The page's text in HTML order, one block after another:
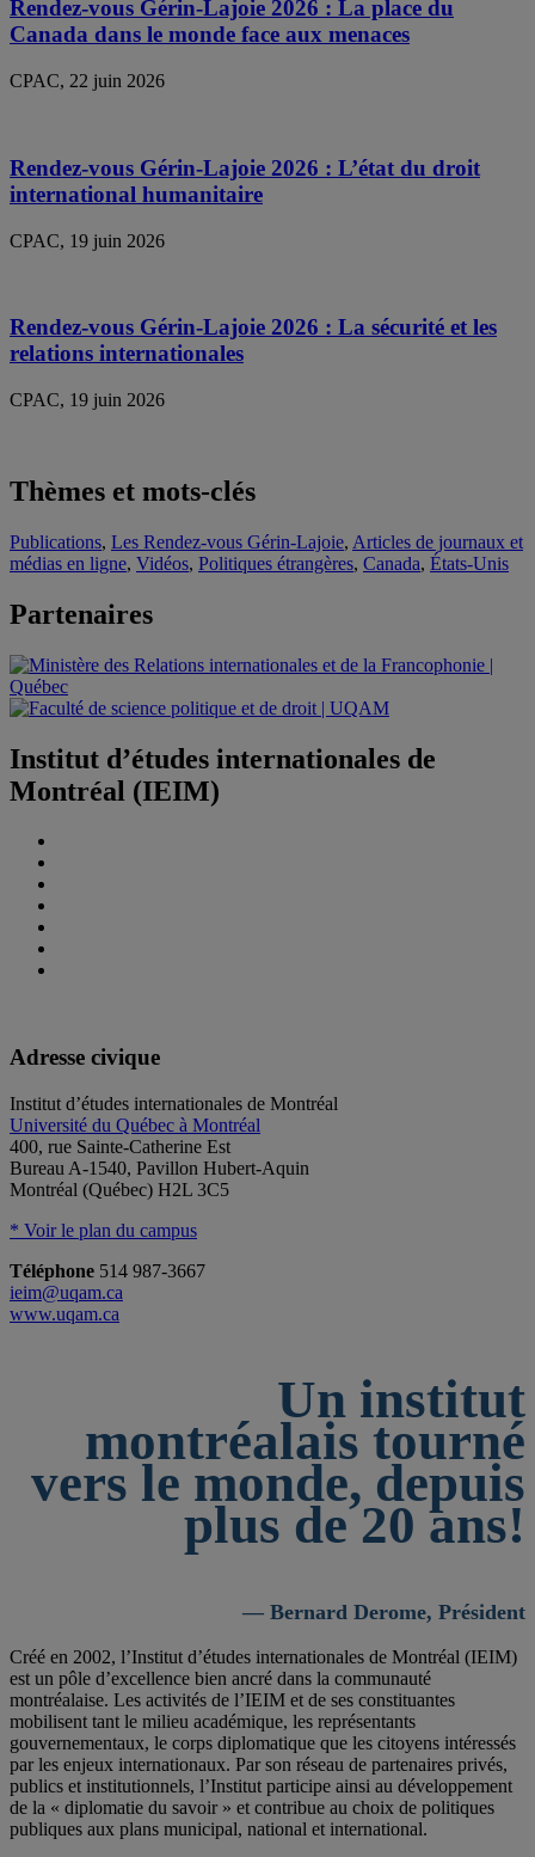
Rendez-vous Gérin-Lajoie 2026 : La place du
Canada dans le monde face aux menaces
CPAC, 22 juin 2026
Rendez-vous Gérin-Lajoie 2026 : L’état du droit
international humanitaire
CPAC, 19 juin 2026
Rendez-vous Gérin-Lajoie 2026 : La sécurité et les
relations internationales
CPAC, 19 juin 2026
Thèmes et mots-clés
Publications, Les Rendez-vous Gérin-Lajoie, Articles de journaux et
médias en ligne, Vidéos, Politiques étrangères, Canada, États-Unis
Partenaires
Institut d’études internationales de
Montréal (IEIM)
Adresse civique
Institut d’études internationales de Montréal
Université du Québec à Montréal
400, rue Sainte-Catherine Est
Bureau A-1540, Pavillon Hubert-Aquin
Montréal (Québec) H2L 3C5
* Voir le plan du campus
Téléphone 514 987-3667
ieim@uqam.ca
www.uqam.ca
Un institut
montréalais tourné
vers le monde, depuis
plus de 20 ans!
— Bernard Derome, Président
Créé en 2002, l’Institut d’études internationales de Montréal (IEIM)
est un pôle d’excellence bien ancré dans la communauté
montréalaise. Les activités de l’IEIM et de ses constituantes
mobilisent tant le milieu académique, les représentants
gouvernementaux, le corps diplomatique que les citoyens intéressés
par les enjeux internationaux. Par son réseau de partenaires privés,
publics et institutionnels, l’Institut participe ainsi au développement
de la « diplomatie du savoir » et contribue au choix de politiques
publiques aux plans municipal, national et international.